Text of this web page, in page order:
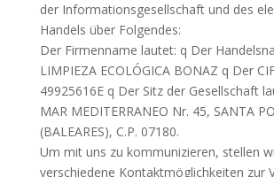
der Informationsgesellschaft und des
Handels über Folgendes:
Der Firmenname lautet: q Der
LIMPIEZA ECOLÓGICA BONAZ q Der
49925616E q Der Sitz der Gesellschaft
MAR MEDITERRANEO Nr. 45, SANTA
(BALEARES), C.P. 07180.
Um mit uns zu kommunizieren, stellen
verschiedene Kontaktmöglichkeiten zur